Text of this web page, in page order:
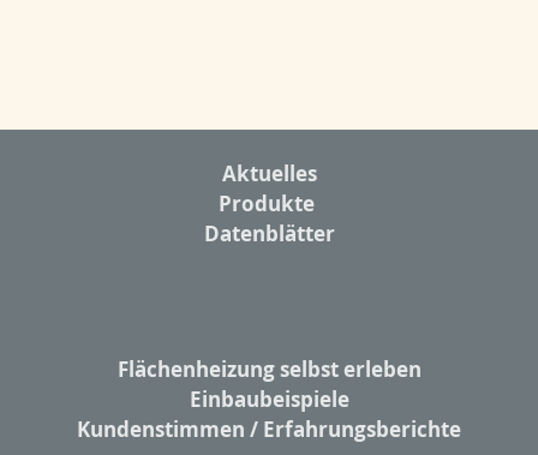
Aktuelles
Produkte
Datenblätter
Flächenheizung selbst erleben
Einbaubeispiele
Kundenstimmen / Erfahrungsberichte